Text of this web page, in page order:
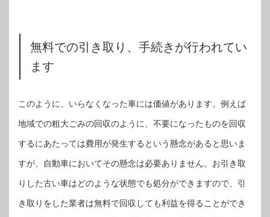
無料での引き取り、手続きが行われてい
ます
このように、いらなくなった車には価値があります。例えば
地域での粗大ごみの回収のように、不要になったものを回収
するにあたっては費用が発生するという懸念があると思いま
すが、自動車においてその懸念は必要ありません。お引き取
りした古い車はどのような状態でも処分ができますので、引
き取りをした業者は無料で回収しても利益を得ることができ